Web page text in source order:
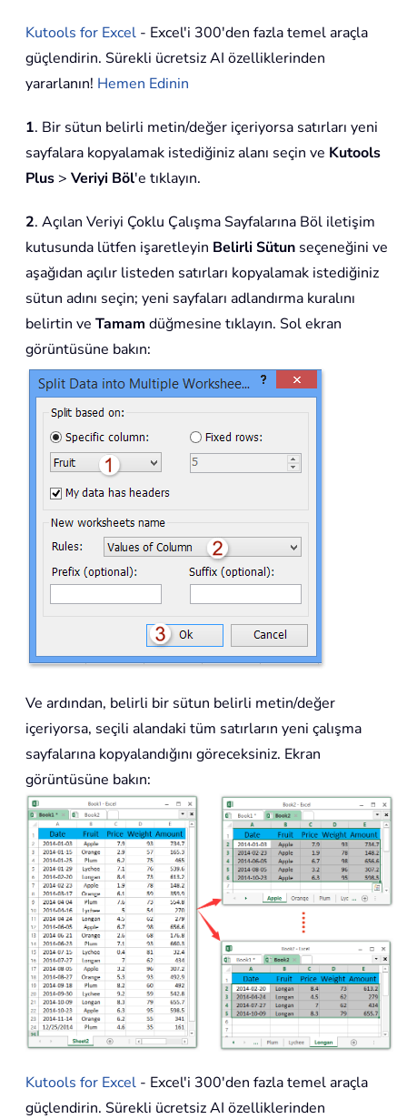
Kutools for Excel - Excel'i 300'den fazla temel araçla
güçlendirin. Sürekli ücretsiz AI özelliklerinden
yararlanın! Hemen Edinin
1. Bir sütun belirli metin/değer içeriyorsa satırları yeni
sayfalara kopyalamak istediğiniz alanı seçin ve Kutools
Plus > Veriyi Böl'e tıklayın.
2. Açılan Veriyi Çoklu Çalışma Sayfalarına Böl iletişim
kutusunda lütfen işaretleyin Belirli Sütun seçeneğini ve
aşağıdan açılır listeden satırları kopyalamak istediğiniz
sütun adını seçin; yeni sayfaları adlandırma kuralını
belirtin ve Tamam düğmesine tıklayın. Sol ekran
görüntüsüne bakın:
Ve ardından, belirli bir sütun belirli metin/değer
içeriyorsa, seçili alandaki tüm satırların yeni çalışma
sayfalarına kopyalandığını göreceksiniz. Ekran
görüntüsüne bakın:
Kutools for Excel - Excel'i 300'den fazla temel araçla
güçlendirin. Sürekli ücretsiz AI özelliklerinden